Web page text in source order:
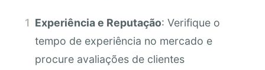
Experiência e Reputação: Verifique o
tempo de experiência no mercado e
procure avaliações de clientes